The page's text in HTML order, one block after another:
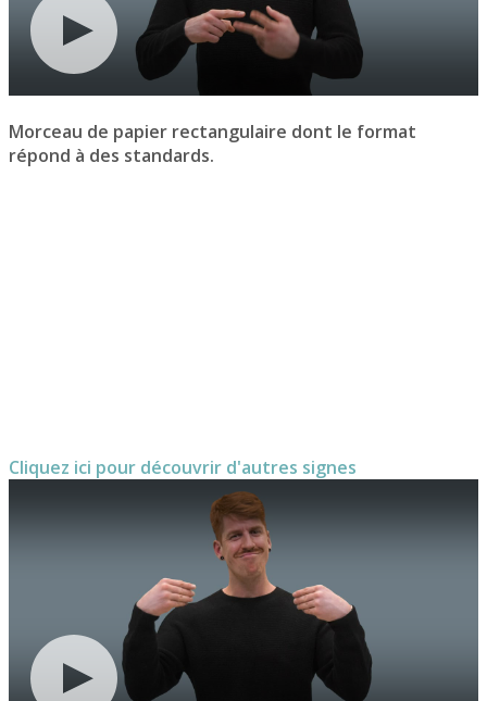
Morceau de papier rectangulaire dont le format
répond à des standards.
Cliquez ici pour découvrir d'autres signes